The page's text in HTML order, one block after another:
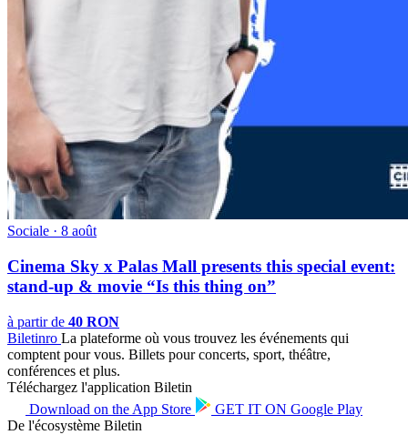
Sociale · 8 août
Cinema Sky x Palas Mall presents this special event:
stand-up & movie “Is this thing on”
à partir de 40 RON
Biletinro La plateforme où vous trouvez les événements qui
comptent pour vous. Billets pour concerts, sport, théâtre,
conférences et plus.
Téléchargez l'application Biletin
Download on the App Store GET IT ON Google Play
De l'écosystème Biletin